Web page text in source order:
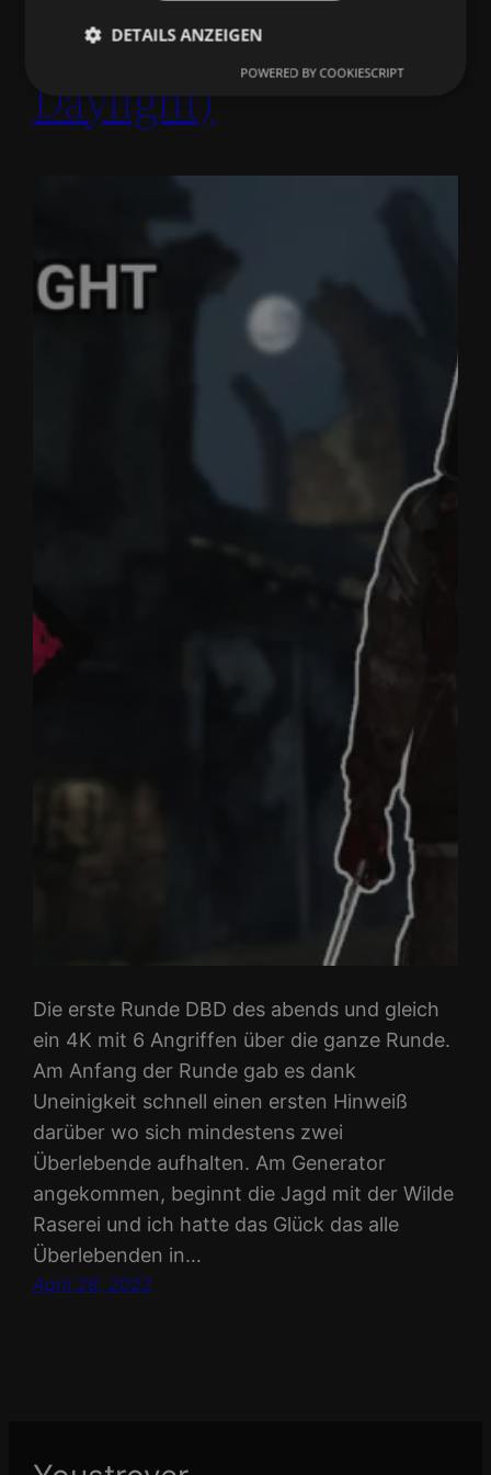
DBD (Dead by
Daylight)
Die erste Runde DBD des abends und gleich
ein 4K mit 6 Angriffen über die ganze Runde.
Am Anfang der Runde gab es dank
Uneinigkeit schnell einen ersten Hinweiß
darüber wo sich mindestens zwei
Überlebende aufhalten. Am Generator
angekommen, beginnt die Jagd mit der Wilde
Raserei und ich hatte das Glück das alle
Überlebenden in…
April 28, 2022
DETAILS ANZEIGEN
POWERED BY COOKIESCRIPT